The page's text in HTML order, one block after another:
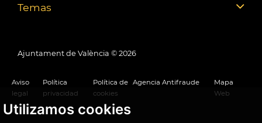
Utilizamos cookies
Temas
Ajuntament de València © 2026
Aviso
legal
Política
privacidad
Política de
cookies
Agencia Antifraude
Mapa
Web